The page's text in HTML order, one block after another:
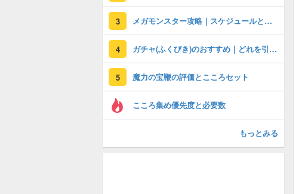
3 メガモンスター攻略｜スケジュールとこころ優先度
4 ガチャ(ふくびき)のおすすめ｜どれを引くべき？
5 魔力の宝鞭の評価とこころセット
こころ集め優先度と必要数
もっとみる